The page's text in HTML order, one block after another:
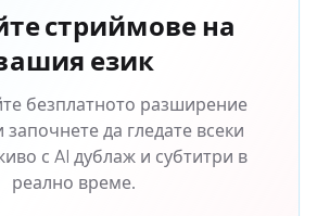
стриймове на
език
безплатното разширение
започнете да гледате всеки
с AI дублаж и субтитри в
реално време.